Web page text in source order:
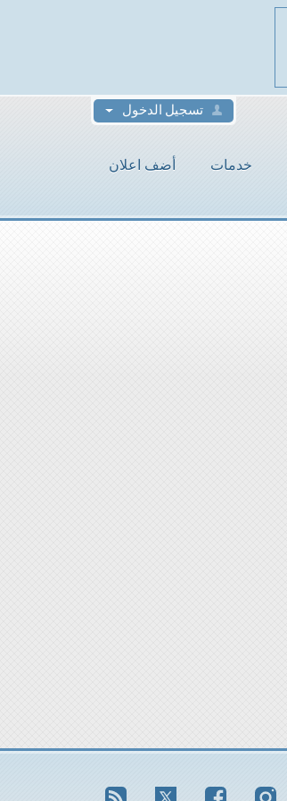
تسجيل الدخول
خدمات أضف اعلان